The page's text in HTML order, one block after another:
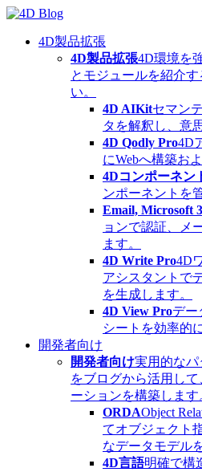
Skip
content4D製品拡張
4D製品拡張4D環境を
とモジュールを紹介
い。
4D AIKitセマン
タを解釈し、意
4D Qodly Pro4D
にWebへ構築お
4Dコンポーネン
ンポーネントを
Email, Microsoft
ョンで認証、メ
ます。
4D Write Pro4D
アシスタントで
を生成します。
4D View Proデー
シートを効率的
開発者向け
開発者向け実用的なパ
をブログから活用し
ーションを構築します
ORDAObject
てオブジェクト
なデータモデル
4D言語明確で構